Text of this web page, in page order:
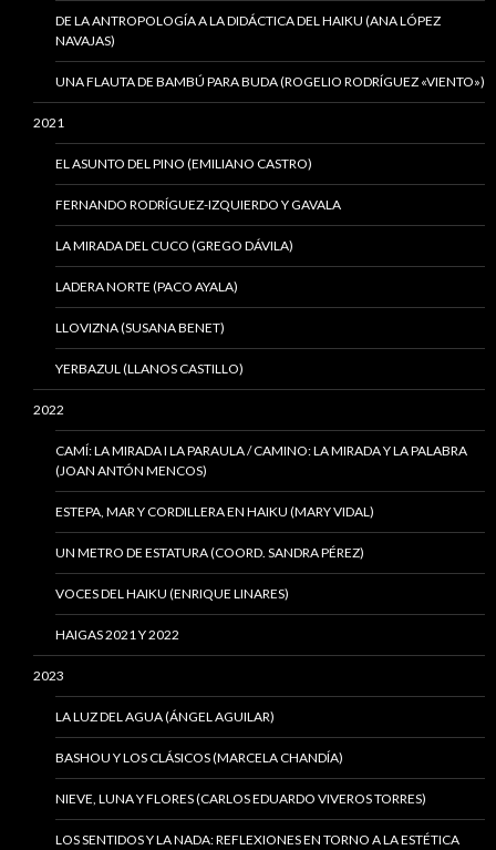
DE LA ANTROPOLOGÍA A LA DIDÁCTICA DEL HAIKU (ANA LÓPEZ
NAVAJAS)
UNA FLAUTA DE BAMBÚ PARA BUDA (ROGELIO RODRÍGUEZ «VIENTO»)
2021
EL ASUNTO DEL PINO (EMILIANO CASTRO)
FERNANDO RODRÍGUEZ-IZQUIERDO Y GAVALA
LA MIRADA DEL CUCO (GREGO DÁVILA)
LADERA NORTE (PACO AYALA)
LLOVIZNA (SUSANA BENET)
YERBAZUL (LLANOS CASTILLO)
2022
CAMÍ: LA MIRADA I LA PARAULA / CAMINO: LA MIRADA Y LA PALABRA
(JOAN ANTÓN MENCOS)
ESTEPA, MAR Y CORDILLERA EN HAIKU (MARY VIDAL)
UN METRO DE ESTATURA (COORD. SANDRA PÉREZ)
VOCES DEL HAIKU (ENRIQUE LINARES)
HAIGAS 2021 Y 2022
2023
LA LUZ DEL AGUA (ÁNGEL AGUILAR)
BASHOU Y LOS CLÁSICOS (MARCELA CHANDÍA)
NIEVE, LUNA Y FLORES (CARLOS EDUARDO VIVEROS TORRES)
LOS SENTIDOS Y LA NADA: REFLEXIONES EN TORNO A LA ESTÉTICA